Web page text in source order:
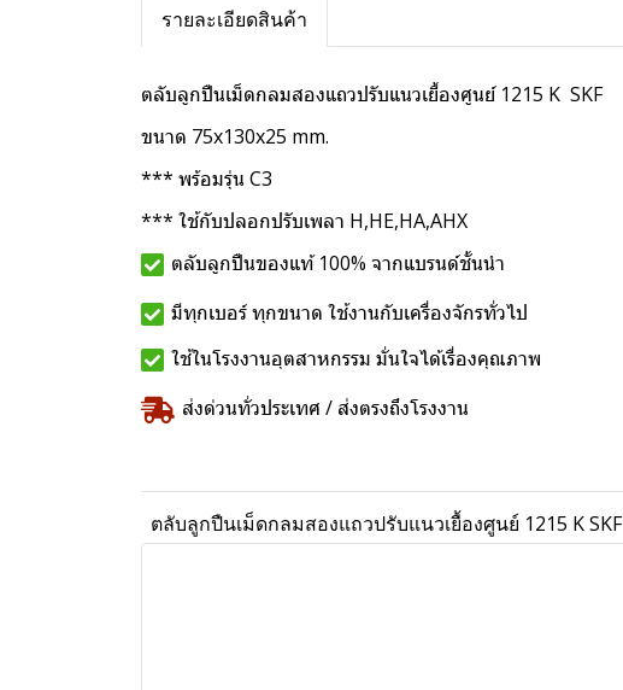
รายละเอียดสินค้า
ตลับลูกปืนเม็ดกลมสองแถวปรับแนวเยื้องศูนย์ 1215 K SKF
ขนาด 75x130x25 mm.
*** พร้อมรุ่น C3
*** ใช้กับปลอกปรับเพลา H,HE,HA,AHX
ตลับลูกปืนของแท้ 100% จากแบรนด์ชั้นนำ
มีทุกเบอร์ ทุกขนาด ใช้งานกับเครื่องจักรทั่วไป
ใช้ในโรงงานอุตสาหกรรม มั่นใจได้เรื่องคุณภาพ
ส่งด่วนทั่วประเทศ / ส่งตรงถึงโรงงาน
ตลับลูกปืนเม็ดกลมสองแถวปรับแนวเยื้องศูนย์ 1215 K SKF